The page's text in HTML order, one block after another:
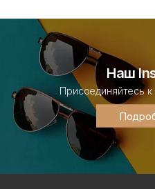
Наш
Присоединяйтесь к